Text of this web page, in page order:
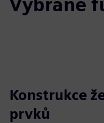
Konstrukce
prvků